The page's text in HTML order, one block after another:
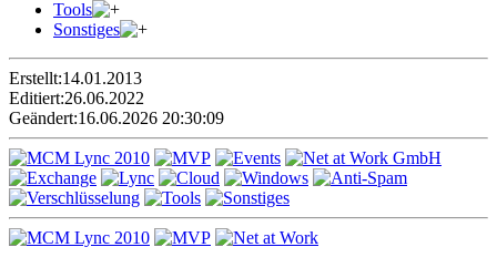
Tools
Sonstiges
Erstellt:14.01.2013
Editiert:26.06.2022
Geändert:16.06.2026 20:30:09